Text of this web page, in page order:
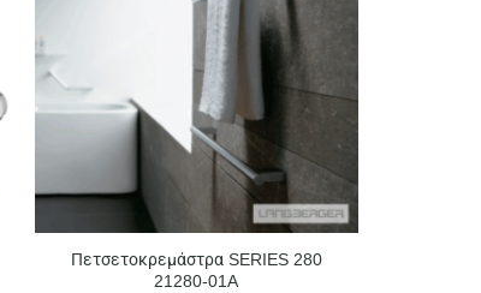
Πετσετοκρεμάστρα SERIES 280
21280-01A